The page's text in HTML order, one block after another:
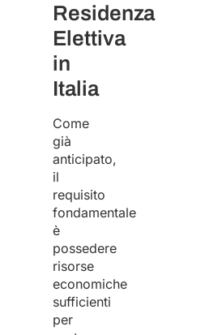
Residenza
Elettiva
in
Italia
Come
già
anticipato,
il
requisito
fondamentale
è
possedere
risorse
economiche
sufficienti
per